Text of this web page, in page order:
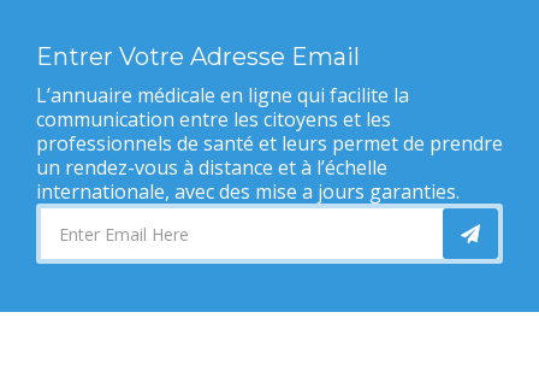
Entrer Votre Adresse Email
L’annuaire médicale en ligne qui facilite la
communication entre les citoyens et les
professionnels de santé et leurs permet de prendre
un rendez-vous à distance et à l’échelle
internationale, avec des mise a jours garanties.